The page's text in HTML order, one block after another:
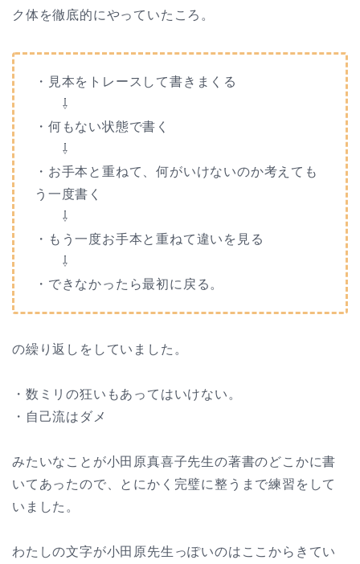
ク体を徹底的にやっていたころ。
・見本をトレースして書きまくる
⇩
・何もない状態で書く
⇩
・お手本と重ねて、何がいけないのか考えても
う一度書く
⇩
・もう一度お手本と重ねて違いを見る
⇩
・できなかったら最初に戻る。
の繰り返しをしていました。
・数ミリの狂いもあってはいけない。
・自己流はダメ
みたいなことが小田原真喜子先生の著書のどこかに書
いてあったので、とにかく完璧に整うまで練習をして
いました。
わたしの文字が小田原先生っぽいのはここからきてい